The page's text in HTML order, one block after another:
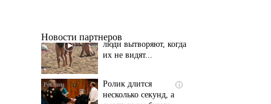
Новости партнеров
i
Ролик длится
несколько секунд, а
долго